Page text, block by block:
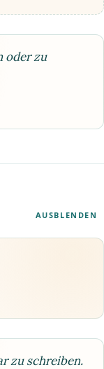
oder zu
AUSBLENDEN
zu schreiben.